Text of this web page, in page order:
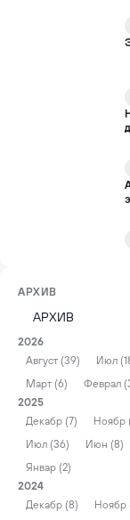
АРХИВ
2026
Август (39)
Июл
Март (6)
Феврал
2025
Декабр (7)
Ноябр
Июл (36)
Июн (8)
Январ (2)
2024
Декабр (8)
Ноябр